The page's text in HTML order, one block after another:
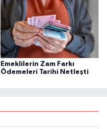
Emeklilerin Zam Farkı
Ödemeleri Tarihi Netleşti